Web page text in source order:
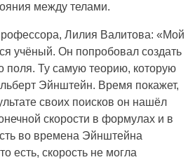
между телами.
Лилия Валитова: «Мой
учёный. Он попробовал создать
поля. Ту самую теорию, которую
Эйнштейн. Время покажет,
своих поисков он нашёл
скорости в формулах и в
во времена Эйнштейна
есть, скорость не могла